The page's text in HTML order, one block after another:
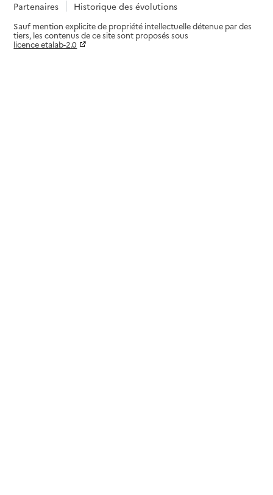
Partenaires
Historique des évolutions
Sauf mention explicite de propriété intellectuelle détenue par des
tiers, les contenus de ce site sont proposés sous
licence etalab-2.0